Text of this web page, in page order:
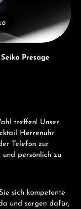
Presage
treffen! Unser
Herrenuhr
Telefon zur
persönlich zu
sich kompetente
und sorgen dafür,